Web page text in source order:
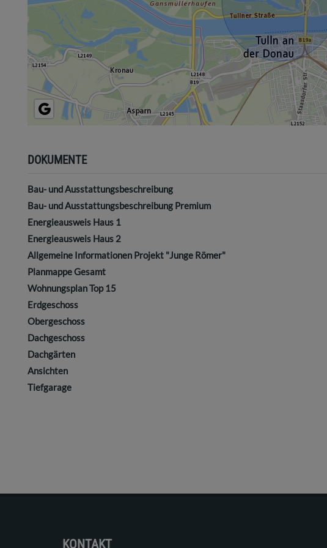
DOKUMENTE
Bau- und Ausstattungsbeschreibung
Bau- und Ausstattungsbeschreibung Premium
Energieausweis Haus 1
Energieausweis Haus 2
Allgemeine Informationen Projekt "Junge Römer"
Planmappe Gesamt
Wohnungsplan Top 15
Erdgeschoss
Obergeschoss
Dachgeschoss
Dachgärten
Ansichten
Tiefgarage
KONTAKT